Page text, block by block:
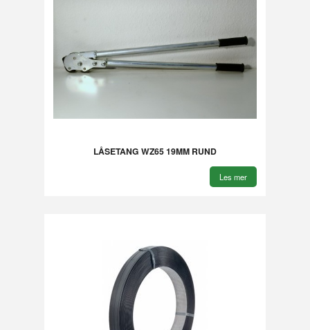
LÅSETANG WZ65 19MM RUND
Les mer